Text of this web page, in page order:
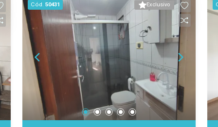
Exclusivo
Cód. 50431